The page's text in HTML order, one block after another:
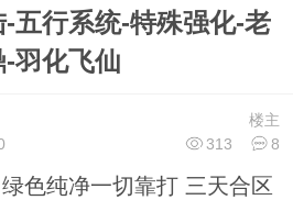
五行系统-特殊强化-老
羽化飞仙
楼主
313
8
色纯净一切靠打 三天合区